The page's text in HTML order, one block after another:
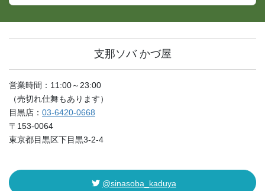
支那ソバ かづ屋
営業時間：11:00～23:00
（売切れ仕舞もあります）
目黒店： 03-6420-0668
〒153-0064
東京都目黒区下目黒3-2-4
@sinasoba_kaduya